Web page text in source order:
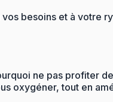
besoins et à votre
ne pas profiter
oxygéner, tout en